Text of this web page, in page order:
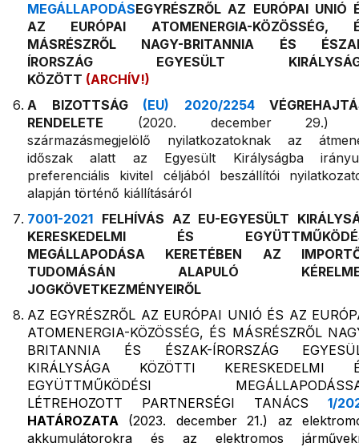
MEGÁLLAPODÁSEGYRÉSZRŐL AZ EURÓPAI UNIÓ
AZ EURÓPAI ATOMENERGIA-KÖZÖSSÉG,
MÁSRÉSZRŐL NAGY-BRITANNIA ÉS
ÍRORSZÁG EGYESÜLT
KÖZÖTT (ARCHÍV!)
A BIZOTTSÁG (EU) 2020/2254
RENDELETE (2020. december 29.)
származásmegjelölő nyilatkozatoknak az
időszak alatt az Egyesült Királyságba
preferenciális kivitel céljából beszállítói
alapján történő kiállításáról
7001-2021 FELHÍVÁS AZ EU-EGYESÜLT
KERESKEDELMI ÉS
MEGÁLLAPODÁSA KERETÉBEN AZ
TUDOMÁSÁN ALAPULÓ
JOGKÖVETKEZMÉNYEIRŐL
AZ EGYRÉSZRŐL AZ EURÓPAI UNIÓ ÉS AZ
ATOMENERGIA-KÖZÖSSÉG, ÉS MÁSRÉSZRŐL
BRITANNIA ÉS ÉSZAK-ÍRORSZÁG
KIRÁLYSÁGA KÖZÖTTI KERESKEDELMI
EGYÜTTMŰKÖDÉSI
LÉTREHOZOTT PARTNERSÉGI TANÁCS 1/
HATÁROZATA (2023. december 21.) az
akkumulátorokra és az elektromos